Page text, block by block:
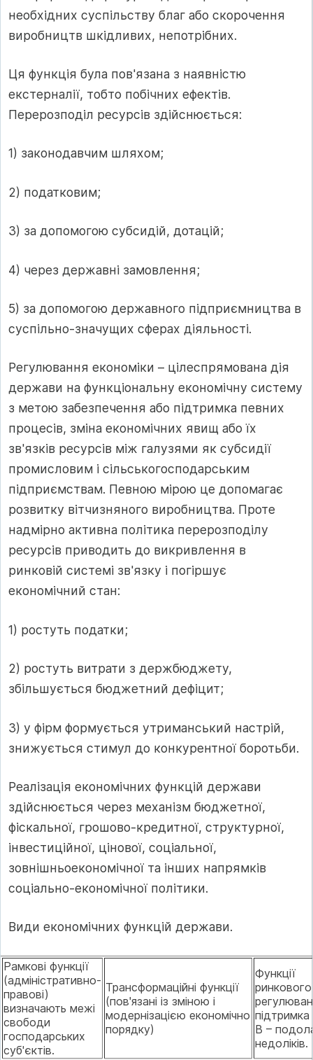
необхідних суспільству благ або скорочення
виробництв шкідливих, непотрібних.
Ця функція була пов'язана з наявністю
екстерналії, тобто побічних ефектів.
Перерозподіл ресурсів здійснюється:
1) законодавчим шляхом;
2) податковим;
3) за допомогою субсидій, дотацій;
4) через державні замовлення;
5) за допомогою державного підприємництва в
суспільно-значущих сферах діяльності.
Регулювання економіки – цілеспрямована дія
держави на функціональну економічну систему
з метою забезпечення або підтримка певних
процесів, зміна економічних явищ або їх
зв'язків ресурсів між галузями як субсидії
промисловим і сільськогосподарським
підприємствам. Певною мірою це допомагає
розвитку вітчизняного виробництва. Проте
надмірно активна політика перерозподілу
ресурсів приводить до викривлення в
ринковій системі зв'язку і погіршує
економічний стан:
1) ростуть податки;
2) ростуть витрати з держбюджету,
збільшується бюджетний дефіцит;
3) у фірм формується утриманський настрій,
знижується стимул до конкурентної боротьби.
Реалізація економічних функцій держави
здійснюється через механізм бюджетної,
фіскальної, грошово-кредитної, структурної,
інвестиційної, цінової, соціальної,
зовнішньоекономічної та інших напрямків
соціально-економічної політики.
Види економічних функцій держави.
Рамкові функції
(адміністративно-
правові)
визначають межі
свободи
господарських
суб'єктів.
Трансформаційні функції
(пов'язані із зміною і
модернізацією економічно
порядку)
Функції
ринкового
підтримка
В –
недоліків.